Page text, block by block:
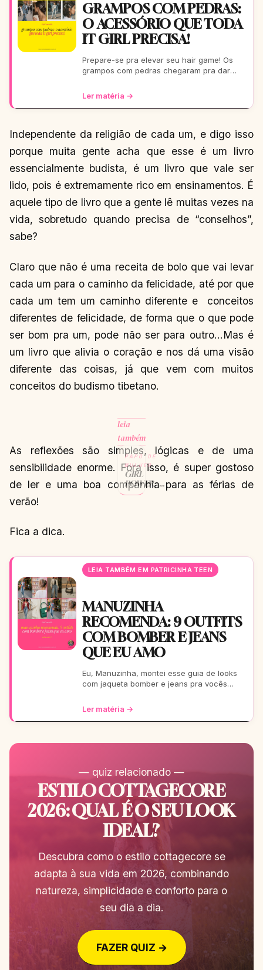
GRAMPOS COM PEDRAS:
O ACESSÓRIO QUE TODA
IT GIRL PRECISA!
Prepare-se pra elevar seu hair game! Os
grampos com pedras chegaram pra dar
casual a uma festa b
Ler matéria →
Independente da religião de cada um, e digo isso
porque muita gente acha que esse é um livro
essencialmente budista, é um livro que vale ser
lido, pois é extremamente rico em ensinamentos. É
aquele tipo de livro que a gente lê muitas vezes na
vida, sobretudo quando precisa de “conselhos”,
sabe?
Claro que não é uma receita de bolo que vai levar
cada um para o caminho da felicidade, até por que
cada um tem um caminho diferente e conceitos
diferentes de felicidade, de forma que o que pode
ser bom pra um, pode não ser para outro…Mas é
um livro que alivia o coração e nos dá uma visão
diferente das coisas, já que vem com muitos
conceitos do budismo tibetano.
leia
também
PAPO DE
MULHER
GIRL
POWER –
VOCÊ PODE
As reflexões são simples, lógicas e de uma
sensibilidade enorme. Fora isso, é super gostoso
de ler e uma boa companhia para as férias de
verão!
Fica a dica.
LEIA TAMBÉM EM PATRICINHA TEEN
MANUZINHA
RECOMENDA: 9 OUTFITS
COM BOMBER E JEANS
QUE EU AMO
Eu, Manuzinha, montei esse guia de looks
com jaqueta bomber e jeans pra vocês
Tudo testado e aprova
Ler matéria →
— quiz relacionado —
ESTILO COTTAGECORE
2026: QUAL É O SEU LOOK
IDEAL?
Descubra como o estilo cottagecore se
adapta à sua vida em 2026, combinando
natureza, simplicidade e conforto para o
seu dia a dia.
FAZER QUIZ →